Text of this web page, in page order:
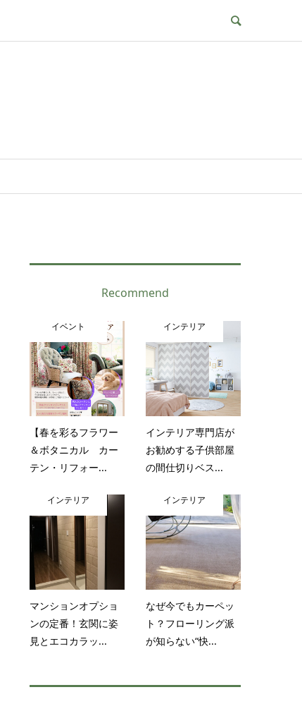
Recommend
イベント
【春を彩るフラワー
＆ボタニカル カー
テン・リフォー...
インテリア
インテリア専門店が
お勧めする子供部屋
の間仕切りベス...
インテリア
マンションオプショ
ンの定番！玄関に姿
見とエコカラッ...
インテリア
なぜ今でもカーペッ
ト？フローリング派
が知らない“快...